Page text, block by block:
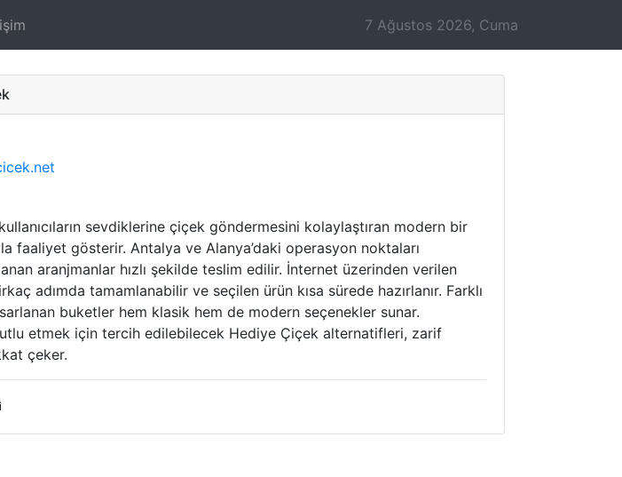
7 Ağustos 2026, Cuma
sevdiklerine çiçek göndermesini kolaylaştıran modern bir
faaliyet gösterir. Antalya ve Alanya’daki operasyon noktaları
aranjmanlar hızlı şekilde teslim edilir. İnternet üzerinden verilen
adımda tamamlanabilir ve seçilen ürün kısa sürede hazırlanır. Farklı
buketler hem klasik hem de modern seçenekler sunar.
etmek için tercih edilebilecek Hediye Çiçek alternatifleri, zarif
çeker.